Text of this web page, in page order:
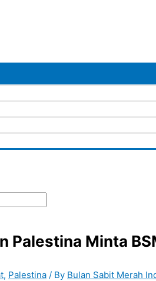
Palestina Minta
, Palestina / By Bulan Sabit Merah